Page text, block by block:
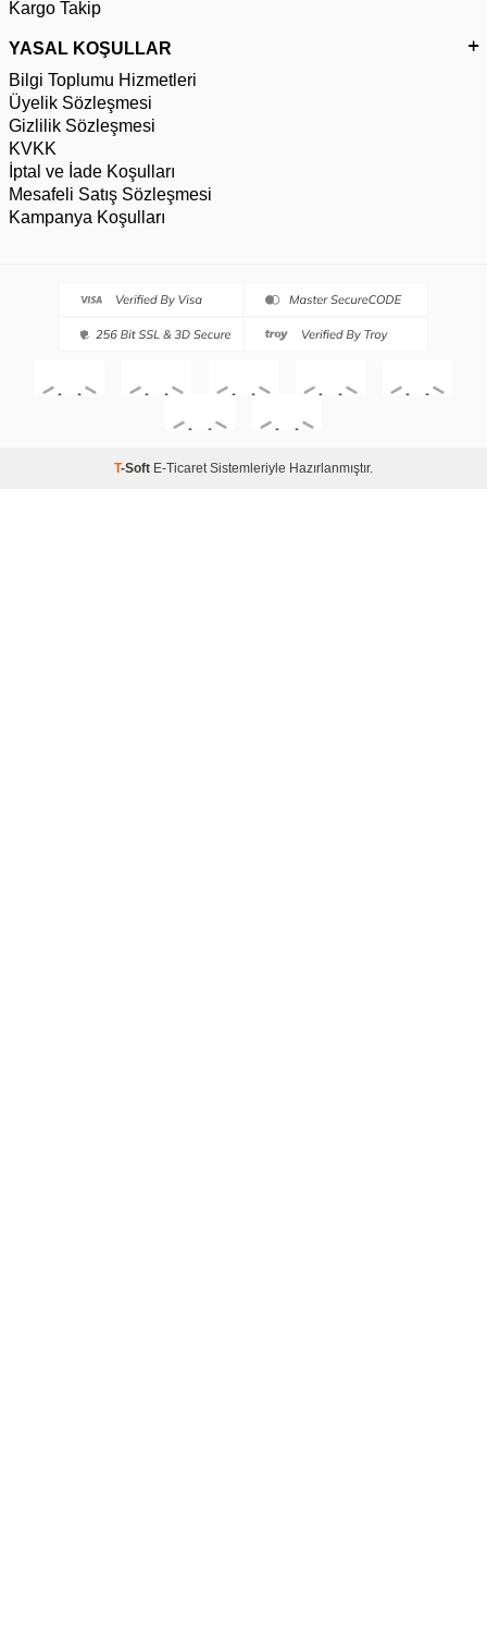
Kargo Takip
YASAL KOŞULLAR
Bilgi Toplumu Hizmetleri
Üyelik Sözleşmesi
Gizlilik Sözleşmesi
KVKK
İptal ve İade Koşulları
Mesafeli Satış Sözleşmesi
Kampanya Koşulları
T-Soft E-Ticaret Sistemleriyle Hazırlanmıştır.